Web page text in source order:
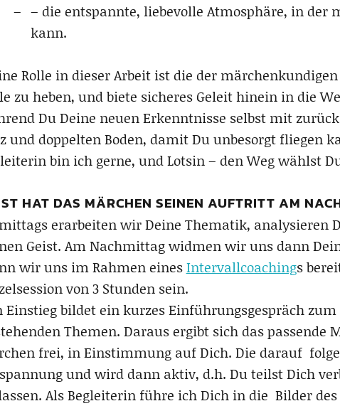
– die entspannte, liebevolle Atmosphäre, in der
kann.
Rolle in dieser Arbeit ist die der
zu heben, und biete sicheres Geleit hinein in die
Du Deine neuen Erkenntnisse selbst mit
und doppelten Boden, damit Du unbesorgt fliegen
bin ich gerne, und Lotsin – den Weg wählst
HAT DAS MÄRCHEN SEINEN AUFTRITT AM
erarbeiten wir Deine Thematik, analysieren
Geist. Am Nachmittag widmen wir uns dann
wir uns im Rahmen einesIntervallcoachings
von 3 Stunden sein.
Einstieg bildet ein kurzes Einführungsgespräch
Themen. Daraus ergibt sich das passende
frei, in Einstimmung auf Dich. Die darauf
und wird dann aktiv, d.h. Du teilst Dich
Als Begleiterin führe ich Dich in die Bilder